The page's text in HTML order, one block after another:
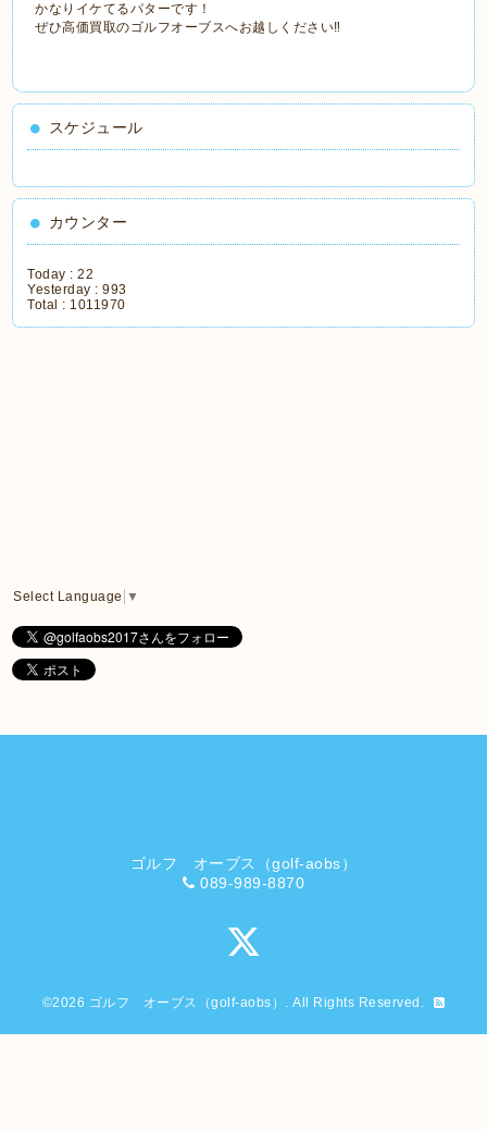
かなりイケてるパターです！
ぜひ高価買取のゴルフオーブスへお越しください‼
スケジュール
カウンター
Today :22
Yesterday :993
Total : 1011970
Select Language ▼
ゴルフ オーブス（golf-aobs）
089-989-8870
©2026 ゴルフ オーブス（golf-aobs） . All Rights Reserved.